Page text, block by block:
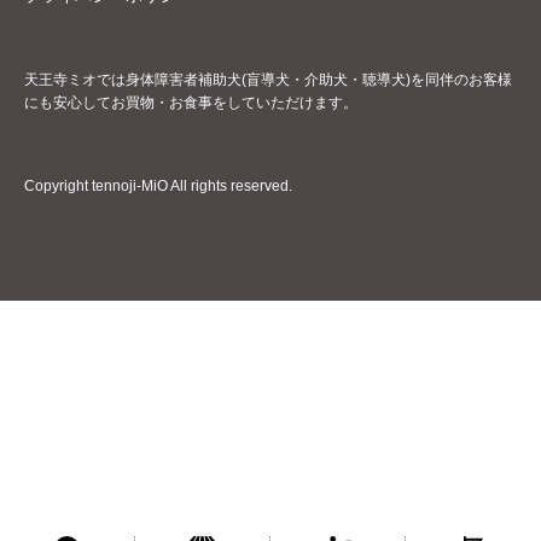
天王寺ミオでは身体障害者補助犬(盲導犬・介助犬・聴導犬)を同伴のお客様
にも安心してお買物・お食事をしていただけます。
Copyright tennoji-MiO All rights reserved.